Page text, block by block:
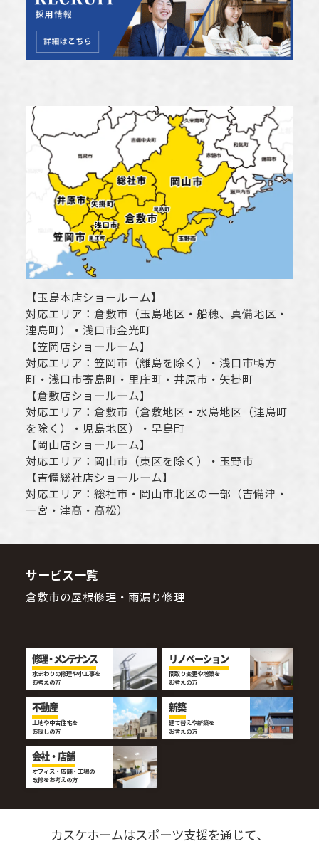
【玉島本店ショールーム】
対応エリア： 倉敷市 （玉島地区・船穂、真備地区・
連島町）・ 浅口市金光町
【笠岡店ショールーム】
対応エリア： 笠岡市（離島を除く） ・ 浅口市鴨方
町・ 浅口市寄島町・里庄町・ 井原市 ・矢掛町
【倉敷店ショールーム】
対応エリア： 倉敷市 （倉敷地区・水島地区（連島町
を除く）・児島地区）・早島町
【 岡山店ショールーム】
対応エリア： 岡山市 （東区を除く）・玉野市
【吉備総社店ショールーム】
対応エリア： 総社市 ・ 岡山市北区の一部（吉備津・
一宮・津高・高松）
サービス一覧
倉敷市の屋根修理・雨漏り修理
修理・メンテナンス
水まわりの修理や小工事を
お考えの方
リノベーション
間取り変更や増築を
お考えの方
不動産
土地や中古住宅を
お探しの方
新築
建て替えや新築を
お考えの方
会社・店舗
オフィス・店舗・工場の
改修をお考えの方
カスケホームはスポーツ支援を通じて、